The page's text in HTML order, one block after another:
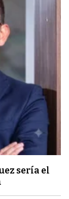
sería el